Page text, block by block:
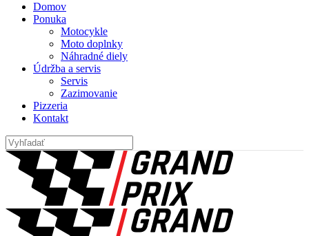
Domov
Ponuka
Motocykle
Moto doplnky
Náhradné diely
Údržba a servis
Servis
Zazimovanie
Pizzeria
Kontakt